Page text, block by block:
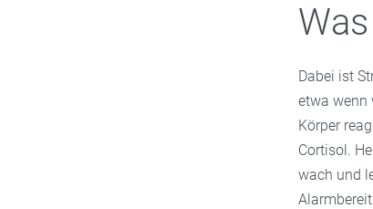
Dabei ist
etwa wenn
Körper
Cortisol.
wach und